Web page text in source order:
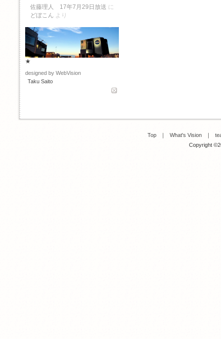
佐藤理人 17年7月29日放送 に
どぼこん より
★
designed by WebVision
Taku Saito
Top ｜ What's Vision ｜
Copyright